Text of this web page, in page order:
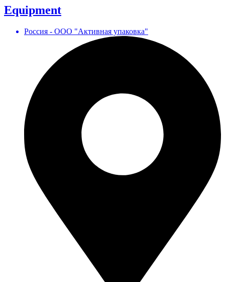
Equipment
Россия - ООО "Активная упаковка"